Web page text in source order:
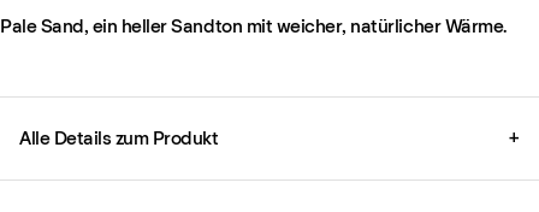
Pale Sand, ein heller Sandton mit weicher, natürlicher Wärme.
Alle Details zum Produkt +